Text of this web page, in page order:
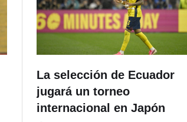
La selección de Ecuador
jugará un torneo
internacional en Japón